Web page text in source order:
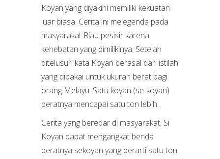
Koyan yang diyakini memiliki kekuatan
luar biasa. Cerita ini melegenda pada
masyarakat Riau pesisir karena
kehebatan yang dimilikinya. Setelah
ditelusuri kata Koyan berasal dari istilah
yang dipakai untuk ukuran berat bagi
orang Melayu. Satu koyan (se-koyan)
beratnya mencapai satu ton lebih.
Cerita yang beredar di masyarakat, Si
Koyan dapat mengangkat benda
beratnya sekoyan yang berarti satu ton